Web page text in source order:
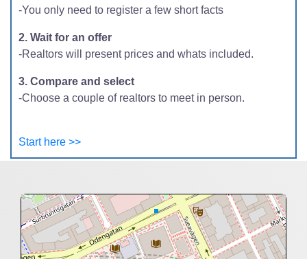
-You only need to register a few short facts
2. Wait for an offer
-Realtors will present prices and whats included.
3. Compare and select
-Choose a couple of realtors to meet in person.
Start here >>